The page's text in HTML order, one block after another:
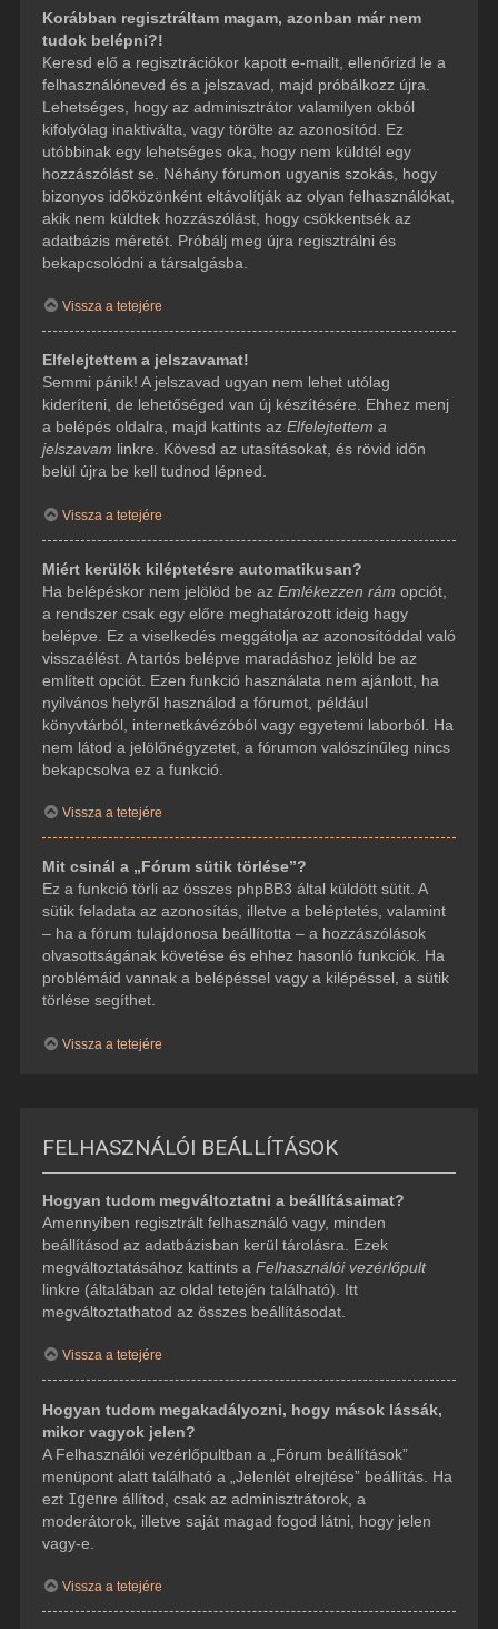
Korábban regisztráltam magam, azonban már nem
tudok belépni?!
Keresd elő a regisztrációkor kapott e-mailt, ellenőrizd le a
felhasználóneved és a jelszavad, majd próbálkozz újra.
Lehetséges, hogy az adminisztrátor valamilyen okból
kifolyólag inaktiválta, vagy törölte az azonosítód. Ez
utóbbinak egy lehetséges oka, hogy nem küldtél egy
hozzászólást se. Néhány fórumon ugyanis szokás, hogy
bizonyos időközönként eltávolítják az olyan felhasználókat,
akik nem küldtek hozzászólást, hogy csökkentsék az
adatbázis méretét. Próbálj meg újra regisztrálni és
bekapcsolódni a társalgásba.
Vissza a tetejére
Elfelejtettem a jelszavamat!
Semmi pánik! A jelszavad ugyan nem lehet utólag
kideríteni, de lehetőséged van új készítésére. Ehhez menj
a belépés oldalra, majd kattints az Elfelejtettem a
jelszavam linkre. Kövesd az utasításokat, és rövid időn
belül újra be kell tudnod lépned.
Vissza a tetejére
Miért kerülök kiléptetésre automatikusan?
Ha belépéskor nem jelölöd be az Emlékezzen rám opciót,
a rendszer csak egy előre meghatározott ideig hagy
belépve. Ez a viselkedés meggátolja az azonosítóddal való
visszaélést. A tartós belépve maradáshoz jelöld be az
említett opciót. Ezen funkció használata nem ajánlott, ha
nyilvános helyről használod a fórumot, például
könyvtárból, internetkávézóból vagy egyetemi laborból. Ha
nem látod a jelölőnégyzetet, a fórumon valószínűleg nincs
bekapcsolva ez a funkció.
Vissza a tetejére
Mit csinál a „Fórum sütik törlése”?
Ez a funkció törli az összes phpBB3 által küldött sütit. A
sütik feladata az azonosítás, illetve a beléptetés, valamint
– ha a fórum tulajdonosa beállította – a hozzászólások
olvasottságának követése és ehhez hasonló funkciók. Ha
problémáid vannak a belépéssel vagy a kilépéssel, a sütik
törlése segíthet.
Vissza a tetejére
FELHASZNÁLÓI BEÁLLÍTÁSOK
Hogyan tudom megváltoztatni a beállításaimat?
Amennyiben regisztrált felhasználó vagy, minden
beállításod az adatbázisban kerül tárolásra. Ezek
megváltoztatásához kattints a Felhasználói vezérlőpult
linkre (általában az oldal tetején található). Itt
megváltoztathatod az összes beállításodat.
Vissza a tetejére
Hogyan tudom megakadályozni, hogy mások lássák,
mikor vagyok jelen?
A Felhasználói vezérlőpultban a „Fórum beállítások”
menüpont alatt található a „Jelenlét elrejtése” beállítás. Ha
ezt Igenre állítod, csak az adminisztrátorok, a
moderátorok, illetve saját magad fogod látni, hogy jelen
vagy-e.
Vissza a tetejére